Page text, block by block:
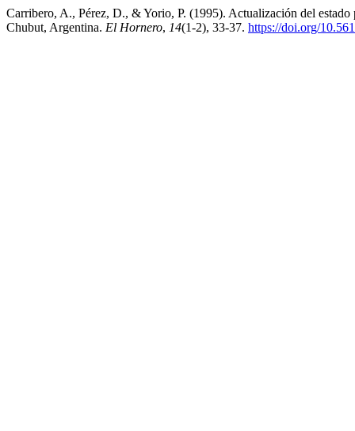
Carribero, A., Pérez, D., & Yorio, P. (1995). Actualización del
Chubut, Argentina. El Hornero, 14(1-2), 33-37. https://doi.org/